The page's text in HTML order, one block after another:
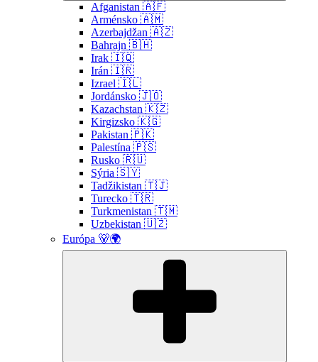
Afganistan 🇦🇫
Arménsko 🇦🇲
Azerbajdžan 🇦🇿
Bahrajn 🇧🇭
Irak 🇮🇶
Irán 🇮🇷
Izrael 🇮🇱
Jordánsko 🇯🇴
Kazachstan 🇰🇿
Kirgizsko 🇰🇬
Pakistan 🇵🇰
Palestína 🇵🇸
Rusko 🇷🇺
Sýria 🇸🇾
Tadžikistan 🇹🇯
Turecko 🇹🇷
Turkmenistan 🇹🇲
Uzbekistan 🇺🇿
Európa 🐻🌍